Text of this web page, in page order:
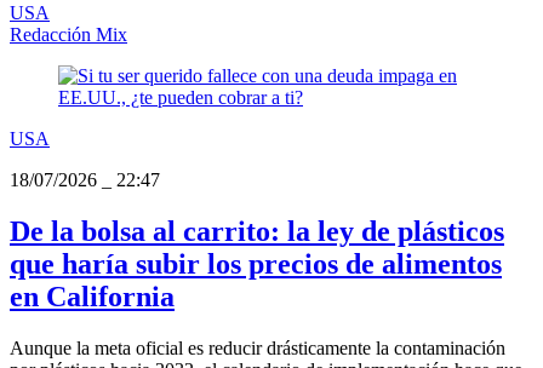
USA
Redacción Mix
USA
18/07/2026
22:47
De la bolsa al carrito: la ley de plásticos
que haría subir los precios de alimentos
en California
Aunque la meta oficial es reducir drásticamente la contaminación